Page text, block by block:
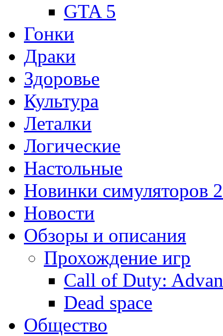
GTA 5
Гонки
Драки
Здоровье
Культура
Леталки
Логические
Настольные
Новинки симуляторов
Новости
Обзоры и описания
Прохождение игр
Call of Duty:
Dead space
Общество